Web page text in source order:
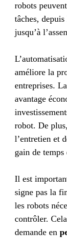
robots
tâches,
jusqu’à
améliore la
entreprises.
avantage
robot. De
l’entretien et
gain de
Il est
signe pas la
les robots
contrôler.
demande en